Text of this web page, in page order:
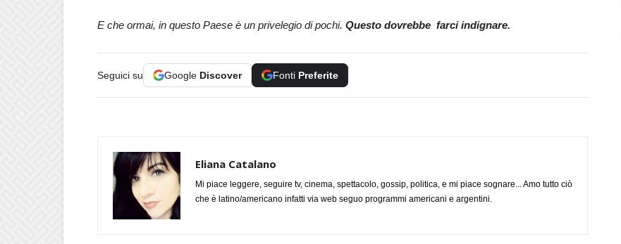
E che ormai, in questo Paese è un privelegio di pochi. Questo dovrebbe farci indignare.
Seguici su Google Discover Fonti Preferite
Eliana Catalano
Mi piace leggere, seguire tv, cinema, spettacolo, gossip, politica, e mi piace sognare... Amo tutto ciò
che è latino/americano infatti via web seguo programmi americani e argentini.